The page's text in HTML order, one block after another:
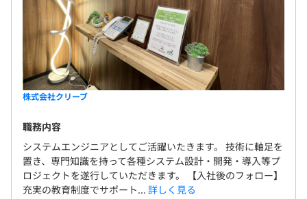
・当社の社員は、仕事に対して非常に高いプロ意識と責任
感を持っている人が多いです。
・社員同士が自発的に教え合う気風は、会社の文化やチー
ムの雰囲気に大きく依存します。オープンなコミュニケー
ション 意見を自由に出し合える環境があり、疑問や困っ
たことがあれば気軽に質問できる雰囲気があります。
ると考えています。
無期雇用
◼︎6カ月
◼︎期間中の月給
・研修中／0〜2カ月：179,000円
・オンボーディング中／4〜6カ月：190,800円
管理職25.0%
験 20代は3回以上ローテーションをします！ ②あな
ただけのキャリアステップ 30歳を目安にキャリア見
直し&給与向上 ③奨学金返済補助制度 返済額の最大
50%支給します! ④引越し手当／住宅サポート ・最大
15万円支給（24卒実績） ・物件仲介手数料が無料〜
半額！
株式会社クリーブ
職務内容
システムエンジニアとしてご活躍いたきます。 技術に軸足を
置き、専門知識を持って各種システム設計・開発・導入等プ
ロジェクトを遂行していただきます。 【入社後のフォロー】
充実の教育制度でサポート... 詳しく見る